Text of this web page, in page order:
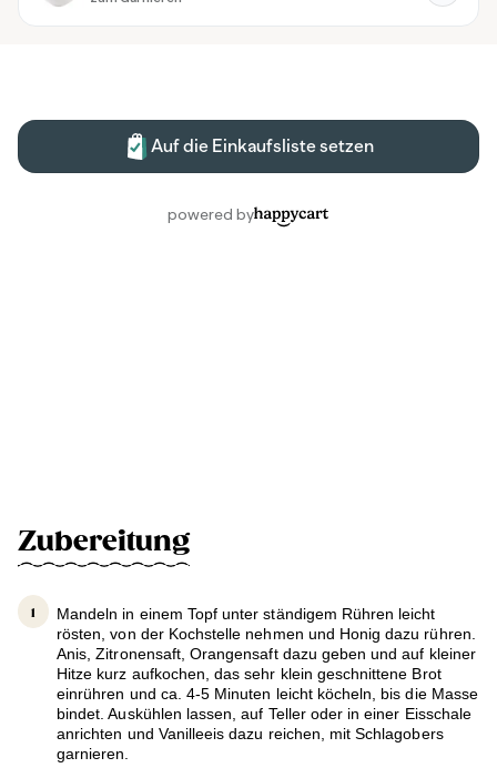
Zubereitung
Mandeln in einem Topf unter ständigem Rühren leicht
rösten, von der Kochstelle nehmen und Honig dazu rühren.
Anis, Zitronensaft, Orangensaft dazu geben und auf kleiner
Hitze kurz aufkochen, das sehr klein geschnittene Brot
einrühren und ca. 4-5 Minuten leicht köcheln, bis die Masse
bindet. Auskühlen lassen, auf Teller oder in einer Eisschale
anrichten und Vanilleeis dazu reichen, mit Schlagobers
garnieren.